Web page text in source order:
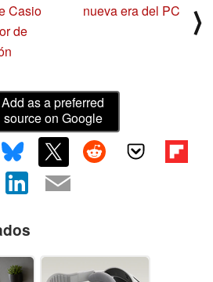
Casio
de
nueva era del PC
⟩
Add as a preferred
source on Google